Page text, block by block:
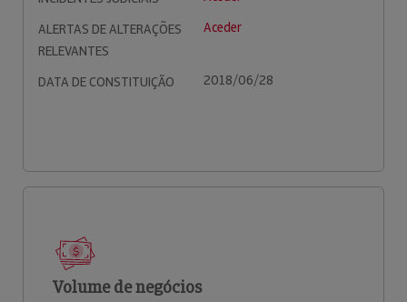
ALERTAS DE ALTERAÇÕES
RELEVANTES
Aceder
DATA DE CONSTITUIÇÃO 2018/06/28
Volume de negócios